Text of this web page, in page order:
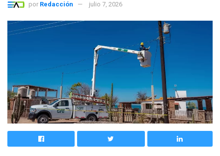
por Redacción julio 7, 2026